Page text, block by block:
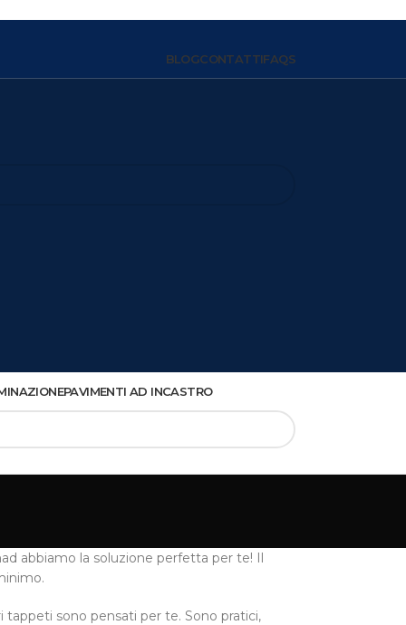
BLOGCONTATTIFAQS
PAVIMENTI AD INCASTRO
abbiamo la soluzione perfetta per te! Il
sono pensati per te. Sono pratici,